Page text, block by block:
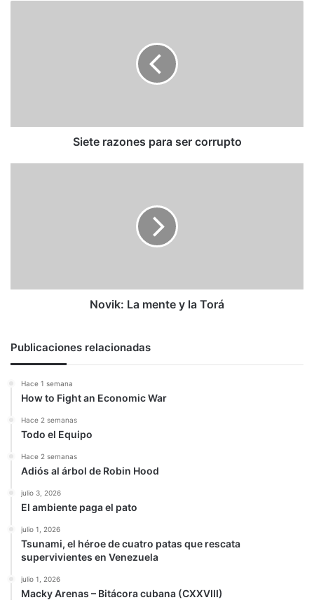
Siete razones para ser corrupto
Novik: La mente y la Torá
Publicaciones relacionadas
Hace 1 semana
How to Fight an Economic War
Hace 2 semanas
Todo el Equipo
Hace 2 semanas
Adiós al árbol de Robin Hood
julio 3, 2026
El ambiente paga el pato
julio 1, 2026
Tsunami, el héroe de cuatro patas que rescata
supervivientes en Venezuela
julio 1, 2026
Macky Arenas – Bitácora cubana (CXXVIII)